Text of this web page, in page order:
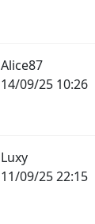
Alice87
14/09/25 10:26
Luxy
11/09/25 22:15